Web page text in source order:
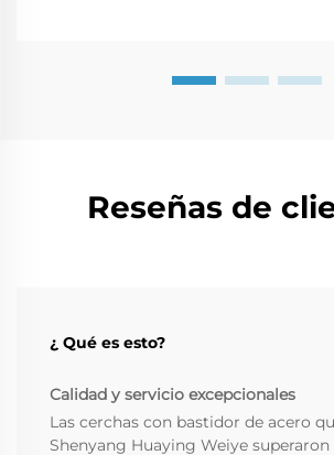
Reseñas de
¿ Qué es esto?
Calidad y servicio excepcionales
Las cerchas con bastidor de acero
Shenyang Huaying Weiye superaron